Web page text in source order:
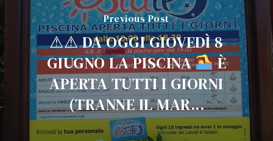
Previous Post
⚠⚠ DA OGGI GIOVEDÌ 8
GIUGNO LA PISCINA
È
APERTA TUTTI I GIORNI
(TRANNE IL MAR...